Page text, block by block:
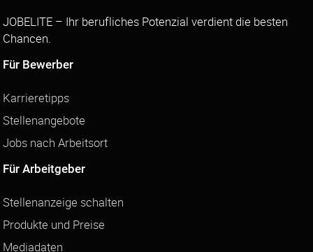
JOBELITE – Ihr berufliches Potenzial verdient die besten
Chancen.
Für Bewerber
Karrieretipps
Stellenangebote
Jobs nach Arbeitsort
Für Arbeitgeber
Stellenanzeige schalten
Produkte und Preise
Mediadaten